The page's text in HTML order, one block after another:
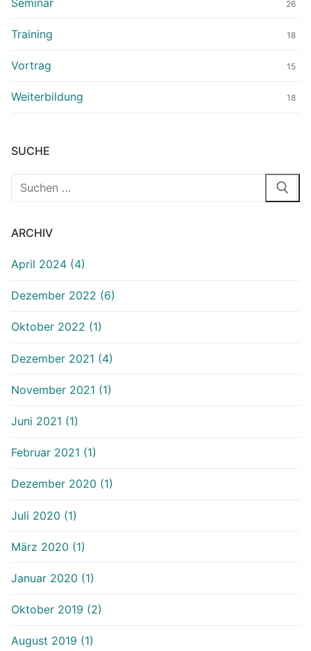
26
Training 18
Vortrag 15
Weiterbildung 18
SUCHE
ARCHIV
April 2024 (4)
Dezember 2022 (6)
Oktober 2022 (1)
Dezember 2021 (4)
November 2021 (1)
Juni 2021 (1)
Februar 2021 (1)
Dezember 2020 (1)
Juli 2020 (1)
März 2020 (1)
Januar 2020 (1)
Oktober 2019 (2)
August 2019 (1)